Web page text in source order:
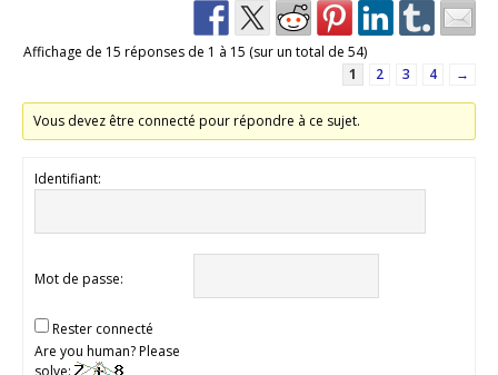
Affichage de 15 réponses de 1 à 15 (sur un total de 54)
1
2 3 4 →
Vous devez être connecté pour répondre à ce sujet.
Identifiant:
Mot de passe:
Rester connecté
Are you human? Please
solve: